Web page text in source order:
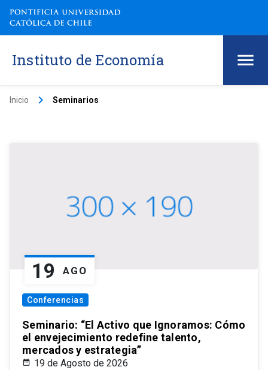
Instituto de Economía
Inicio keyboard_arrow_right Seminarios
19 AGO
Conferencias
Seminario: “El Activo que Ignoramos: Cómo
el envejecimiento redefine talento,
mercados y estrategia”
19 de Agosto de 2026